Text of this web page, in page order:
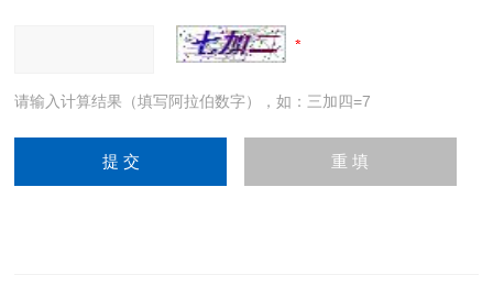
请输入计算结果（填写阿拉伯数字），如：三加四=7